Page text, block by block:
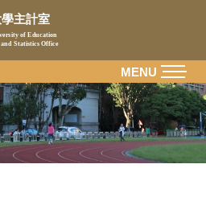
主計室
of Education
Statistics Office
MENU